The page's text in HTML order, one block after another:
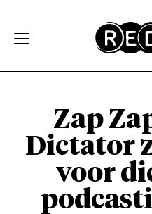
Zap
Dictator
voor